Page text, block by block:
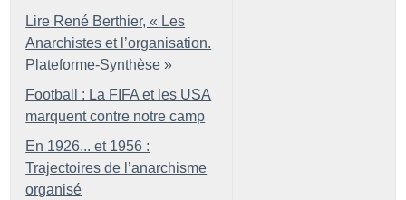
Lire René Berthier, « Les
Anarchistes et l’organisation.
Plateforme-Synthèse »
Football : La FIFA et les USA
marquent contre notre camp
En 1926... et 1956 :
Trajectoires de l’anarchisme
organisé